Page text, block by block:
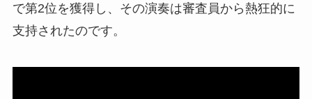
で第2位を獲得し、その演奏は審査員から熱狂的に
支持されたのです。